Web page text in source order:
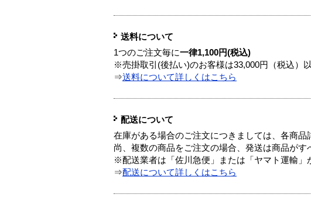
送料について
1つのご注文毎に一律1,100円(税込)
※売掛取引(後払い)のお客様は33,000円（税込）
⇒送料について詳しくはこちら
配送について
在庫がある場合のご注文につきましては、各商品
尚、複数の商品をご注文の場合、発送は商品がす
※配送業者は「佐川急便」または「ヤマト運輸」
⇒配送について詳しくはこちら